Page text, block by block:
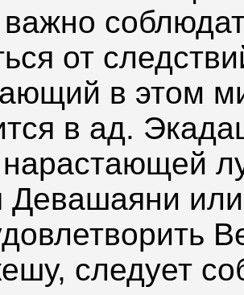
от
в этом
в ад.
нарастающей
Девашаяни
следует